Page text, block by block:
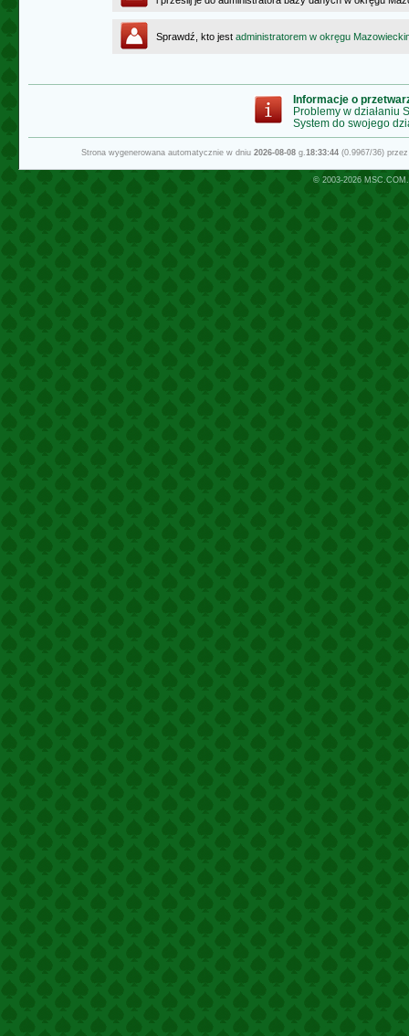
Sprawdź, kto jest administratorem w okręgu
Informacje o
Problemy w działaniu
System do swojego
Strona wygenerowana automatycznie w dniu 2026-08-08g.18:33:44(0.9967/36)
© 2003-2026